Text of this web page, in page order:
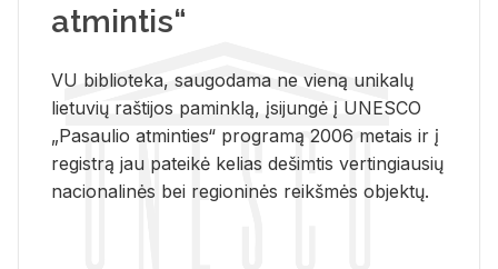
atmintis“
VU biblioteka, saugodama ne vieną unikalų
lietuvių raštijos paminklą, įsijungė į UNESCO
„Pasaulio atminties“ programą 2006 metais ir į
registrą jau pateikė kelias dešimtis vertingiausių
nacionalinės bei regioninės reikšmės objektų.